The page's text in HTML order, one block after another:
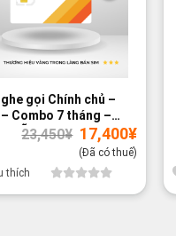
gọi Chính chủ –
– Combo 7 tháng –
ĐÃI
23,450¥ Giá
gốc
là:
23,450¥.
17,400¥Giá
17,400¥.
(Đã có thuế)
thích